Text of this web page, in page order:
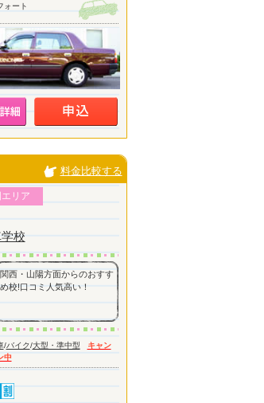
ォート
料金比較する
リア
校
関西・山陽方面からのおすす
め校!口コミ人気高い！
/バイク/大型・準中型
キャン
中